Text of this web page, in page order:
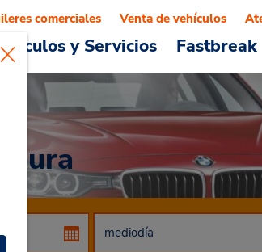
Vehículos y Servicios Fastbreak
comerciales Venta de vehículos